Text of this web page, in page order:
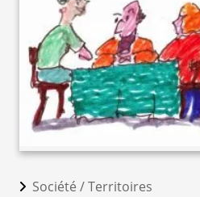
Société /Territoires